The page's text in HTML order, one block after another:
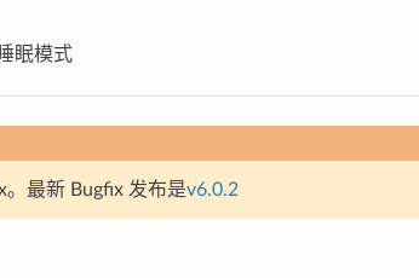
眠模式
。最新 Bugfix 发布是v6.0.2